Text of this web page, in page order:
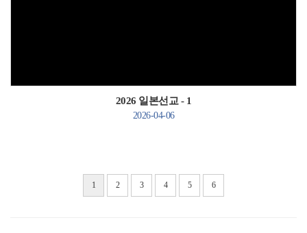
2026 일본선교 - 1
2026-04-06
1 2 3 4 5 6